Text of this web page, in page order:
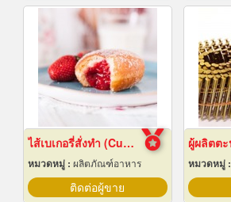
ไส้เบเกอรี่สั่งทำ (Custom bakery fillings)
หมวดหมู่ : ผลิตภัณฑ์อาหาร
ติดต่อผู้ขาย
หมวดหมู่ :